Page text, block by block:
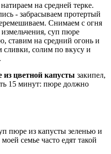
на средней терке.
- забрасываем протертый
Снимаем с огня
суп пюре
ставим на средний огонь и
сливки, солим по вкусу и
из цветной капусты закипел,
15 минут: пюре должно
пюре из капусты зеленью и
семье часто едят такой